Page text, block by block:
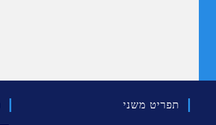
תפריט משני